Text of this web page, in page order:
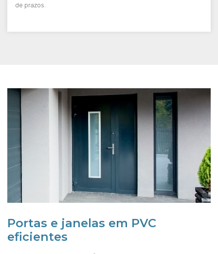
de prazos.
Portas e janelas em PVC
eficientes